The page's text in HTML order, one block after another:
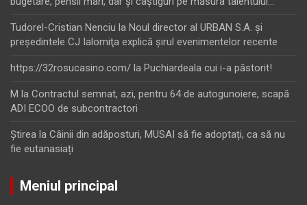
Tudorel-Cristian Nenciu la Noul director al URBAN S.A. şi
preşedintele CJ Ialomiţa explică şirul evenimentelor recente
https://32rosucasino.com/ la Puchiardeala cui i-a păstorit!
M la Contractul semnat, azi, pentru 64 de autogunoiere, scapă
ADI ECOO de subcontractori
Ştirea la Câinii din adăposturi, MUSAI să fie adoptați, ca să nu
fie eutanasiați
Meniul principal